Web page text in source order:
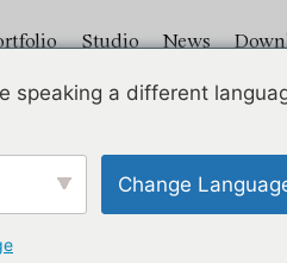
Studio News
disponibili per
speaking a different
Change